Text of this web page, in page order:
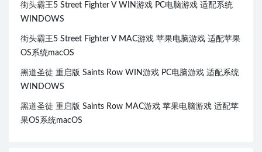
街头霸王5 Street Fighter V WIN游戏 PC电脑游戏 适配系统
WINDOWS
街头霸王5 Street Fighter V MAC游戏 苹果电脑游戏 适配苹果
OS系统macOS
黑道圣徒 重启版 Saints Row WIN游戏 PC电脑游戏 适配系统
WINDOWS
黑道圣徒 重启版 Saints Row MAC游戏 苹果电脑游戏 适配苹
果OS系统macOS